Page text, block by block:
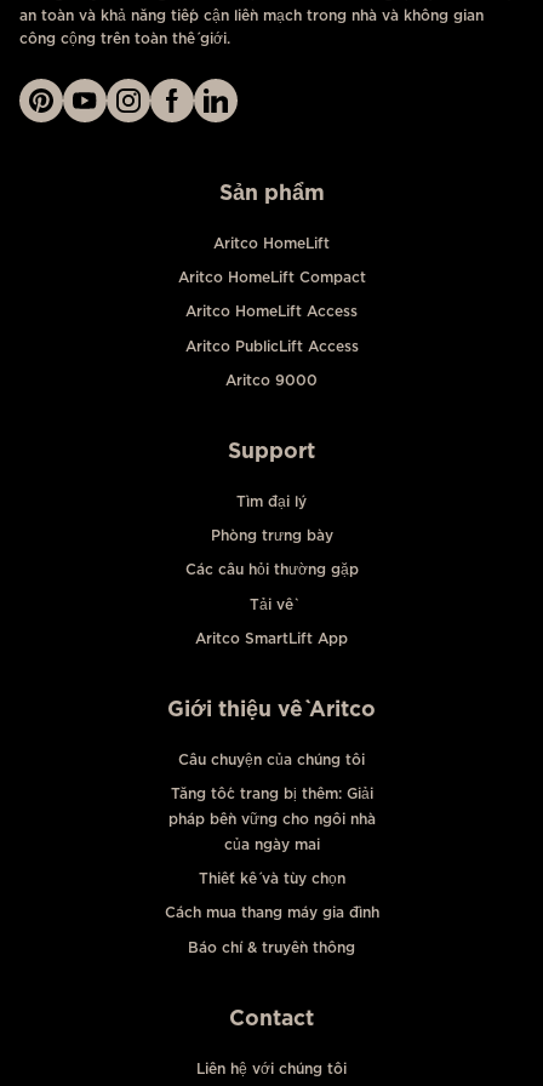
an toàn và khả năng tiếp cận liền mạch trong nhà và không gian
công cộng trên toàn thế giới.
Sản phẩm
Aritco HomeLift
Aritco HomeLift Compact
Aritco HomeLift Access
Aritco PublicLift Access
Aritco 9000
Support
Tìm đại lý
Phòng trưng bày
Các câu hỏi thường gặp
Tải về
Aritco SmartLift App
Giới thiệu về Aritco
Câu chuyện của chúng tôi
Tăng tốc trang bị thêm: Giải
pháp bền vững cho ngôi nhà
của ngày mai
Thiết kế và tùy chọn
Cách mua thang máy gia đình
Báo chí & truyền thông
Contact
Liên hệ với chúng tôi